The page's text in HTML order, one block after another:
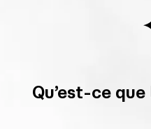
Qu’est-ce